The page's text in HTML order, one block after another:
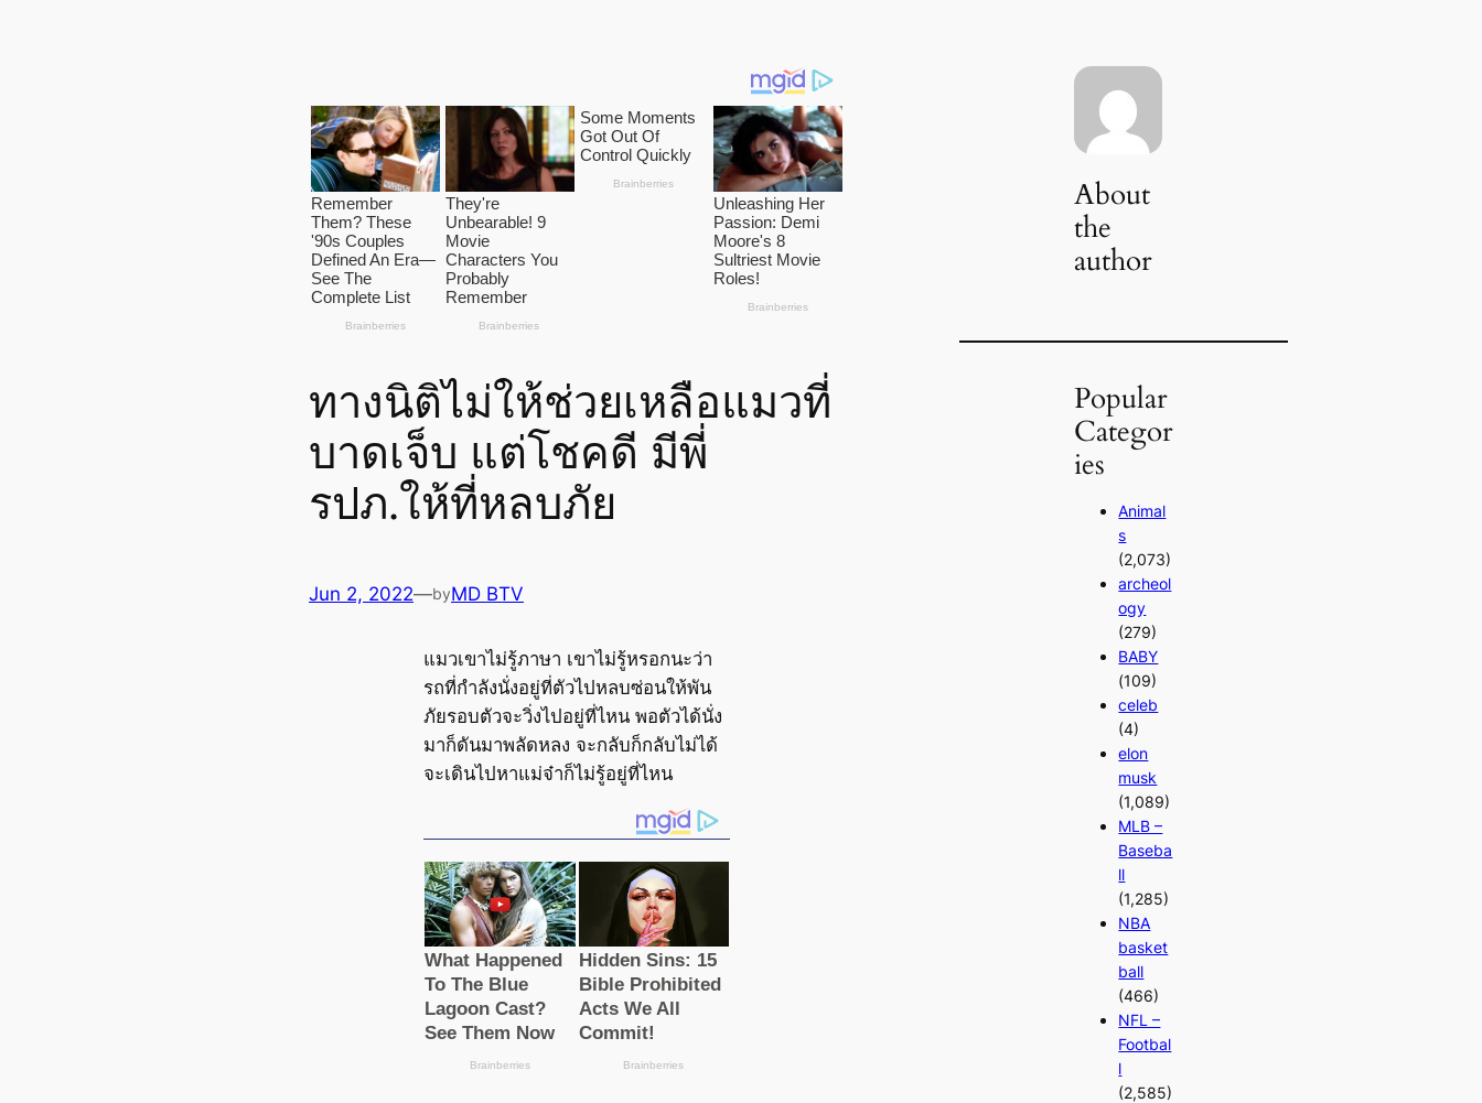
ทางนิติไม่ให้ช่วยเหลือแมวที่
บาดเจ็บ แต่โชคดี มีพี่
รปภ.ให้ที่หลบภัย
Jun 2, 2022—byMD BTV
แมวเขาไม่รู้ภาษา เขาไม่รู้หรอกนะว่า
รถที่กำลังนั่งอยู่ที่ตัวไปหลบซ่อนให้พัน
ภัยรอบตัวจะวิ่งไปอยู่ที่ไหน พอตัวได้นั่ง
มาก็ดันมาพลัดหลง จะกลับก็กลับไม่ได้
จะเดินไปหาแม่จ๋าก็ไม่รู้อยู่ที่ไหน
About
the
author
Popular
Categor
ies
Animal
s
(2,073)
archeol
ogy
(279)
BABY
(109)
celeb
(4)
elon
musk
(1,089)
MLB –
Baseba
ll
(1,285)
NBA
basket
ball
(466)
NFL –
Footbal
l
(2,585)